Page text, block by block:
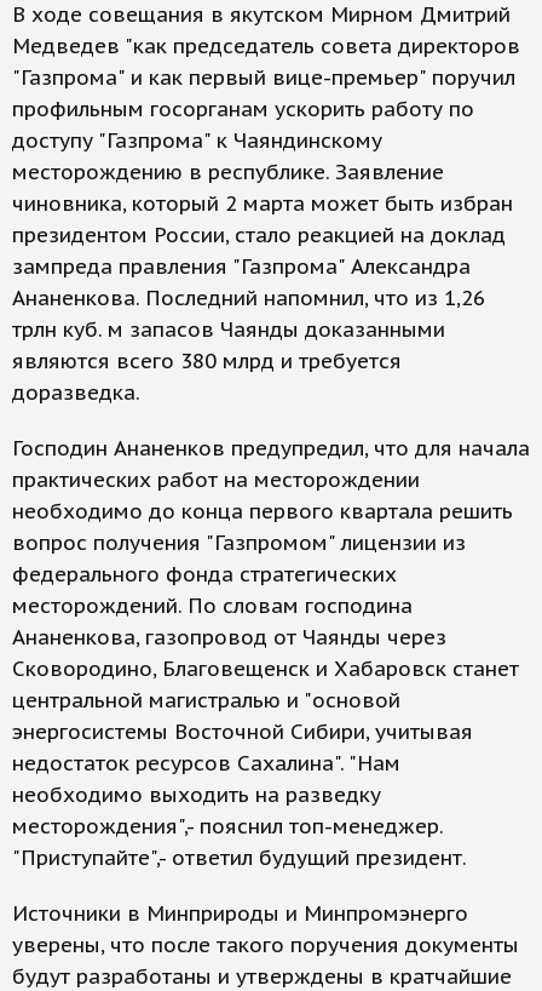
В ходе совещания в якутском Мирном Дмитрий
Медведев "как председатель совета директоров
"Газпрома" и как первый вице-премьер" поручил
профильным госорганам ускорить работу по
доступу "Газпрома" к Чаяндинскому
месторождению в республике. Заявление
чиновника, который 2 марта может быть избран
президентом России, стало реакцией на доклад
зампреда правления "Газпрома" Александра
Ананенкова. Последний напомнил, что из 1,26
трлн куб. м запасов Чаянды доказанными
являются всего 380 млрд и требуется
доразведка.
Господин Ананенков предупредил, что для начала
практических работ на месторождении
необходимо до конца первого квартала решить
вопрос получения "Газпромом" лицензии из
федерального фонда стратегических
месторождений. По словам господина
Ананенкова, газопровод от Чаянды через
Сковородино, Благовещенск и Хабаровск станет
центральной магистралью и "основой
энергосистемы Восточной Сибири, учитывая
недостаток ресурсов Сахалина". "Нам
необходимо выходить на разведку
месторождения",- пояснил топ-менеджер.
"Приступайте",- ответил будущий президент.
Источники в Минприроды и Минпромэнерго
уверены, что после такого поручения документы
будут разработаны и утверждены в кратчайшие